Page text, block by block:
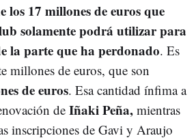
los 17 millones de euros que
solamente podrá utilizar para
la parte que ha perdonado. Es
millones de euros, que son
de euros. Esa cantidad ínfima a
deIñaki Peña, mientras
inscripciones de Gavi y Araujo